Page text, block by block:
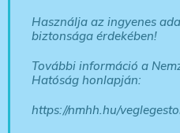
Használja az ingyenes
biztonsága érdekében!
További információ a
Hatóság honlapján:
https://nmhh.hu/